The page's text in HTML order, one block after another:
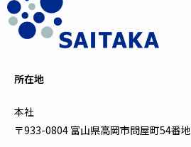
所在地
本社
〒933-0804 富山県高岡市問屋町54番地